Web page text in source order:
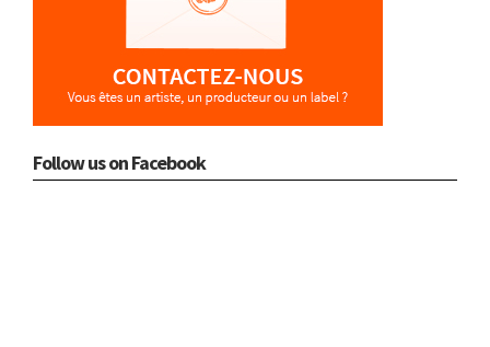
Follow us on Facebook